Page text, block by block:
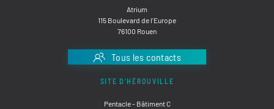
Atrium
115 Boulevard de l'Europe
76100 Rouen
Tous les contacts
SITE D'HÉROUVILLE
Pentacle - Bâtiment C